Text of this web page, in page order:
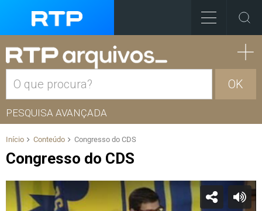
OK
PESQUISA AVANÇADA
Início Conteúdo Congresso do CDS
Congresso do CDS